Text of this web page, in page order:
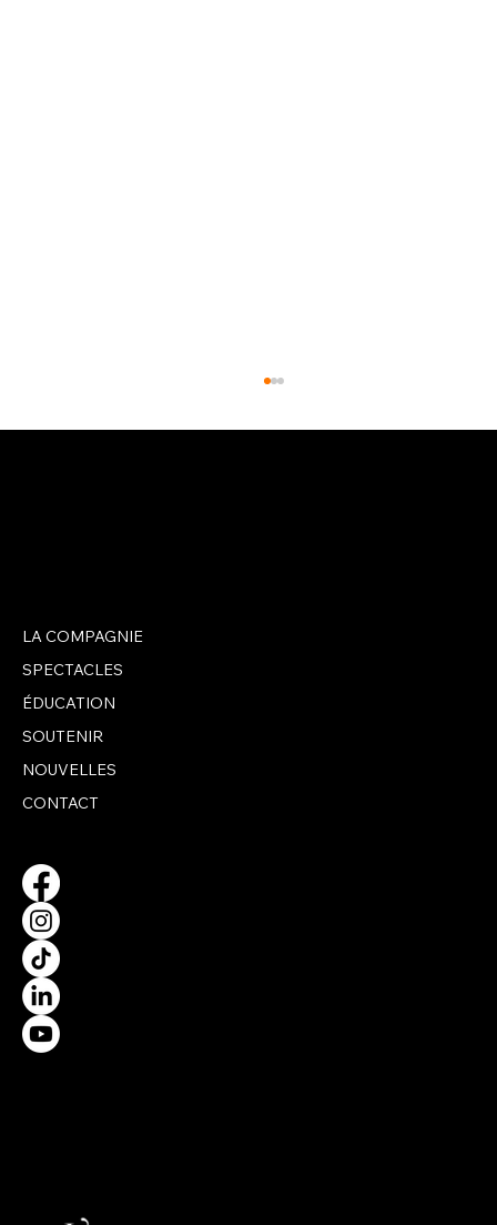
NOUVELLE PRÉSIDENCE DU CONSEIL
D'ADMINISTRATION
LA COMPAGNIE
SPECTACLES
ÉDUCATION
SOUTENIR
NOUVELLES
CONTACT